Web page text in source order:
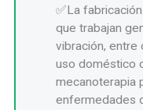
La
que trabajan
vibración, entre
uso doméstico
mecanoterapia
enfermedades